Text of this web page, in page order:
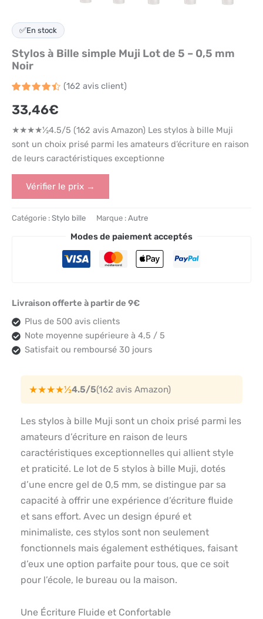
✅En stock
Stylos à Bille simple Muji Lot de 5 – 0,5 mm
Noir
sur 5
basé
notations
client
(162 avis client)
33,46€
★★★★½4.5/5 (162 avis Amazon) Les stylos à bille Muji
sont un choix prisé parmi les amateurs d’écriture en raison
de leurs caractéristiques exceptionne
Vérifier le prix →
Catégorie : Stylo bille Marque : Autre
Modes de paiement acceptés
Livraison offerte à partir de 9€
Plus de 500 avis clients
Note moyenne supérieure à 4,5 / 5
Satisfait ou remboursé 30 jours
★★★★½4.5/5(162 avis Amazon)
Les stylos à bille Muji sont un choix prisé parmi les
amateurs d’écriture en raison de leurs
caractéristiques exceptionnelles qui allient style
et praticité. Le lot de 5 stylos à bille Muji, dotés
d’une encre gel de 0,5 mm, se distingue par sa
capacité à offrir une expérience d’écriture fluide
et sans effort. Avec un design épuré et
minimaliste, ces stylos sont non seulement
fonctionnels mais également esthétiques, faisant
d’eux une option parfaite pour tous, que ce soit
pour l’école, le bureau ou la maison.
Une Écriture Fluide et Confortable